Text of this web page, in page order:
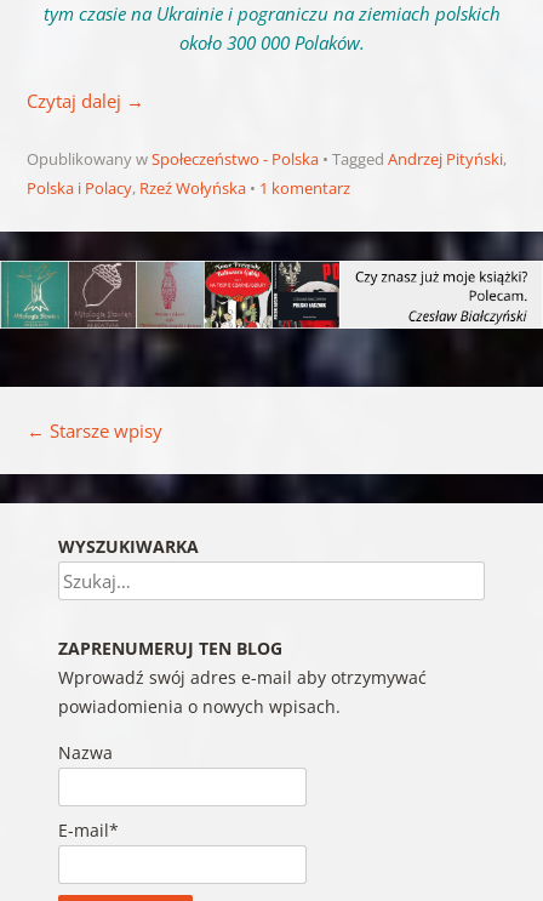
tym czasie na Ukrainie i pograniczu na ziemiach polskich
około 300 000 Polaków.
Czytaj dalej →
Opublikowany wSpołeczeństwo - Polska Tagged Andrzej Pityński,
Polska i Polacy, Rzeź Wołyńska 1 komentarz
← Starsze wpisy
WYSZUKIWARKA
Szukaj
ZAPRENUMERUJ TEN BLOG
Wprowadź swój adres e-mail aby otrzymywać
powiadomienia o nowych wpisach.
Nazwa
E-mail*